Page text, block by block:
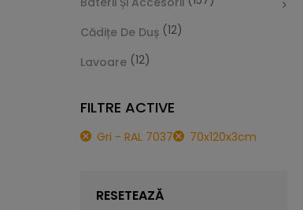
Cădițe De Duș (12)
Lavoare (12)
FILTRE ACTIVE
Gri - RAL 7037 70x120x3cm
RESETEAZĂ